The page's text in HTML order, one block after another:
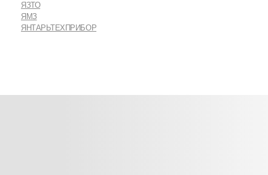
ЯЗТО
ЯМЗ
ЯНТАРЬТЕХПРИБОР